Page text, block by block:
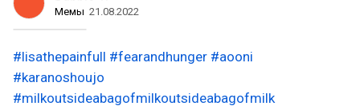
Мемы 21.08.2022
#lisathepainfull #fearandhunger #aooni
#karanoshoujo
#milkoutsideabagofmilkoutsideabagofmilk